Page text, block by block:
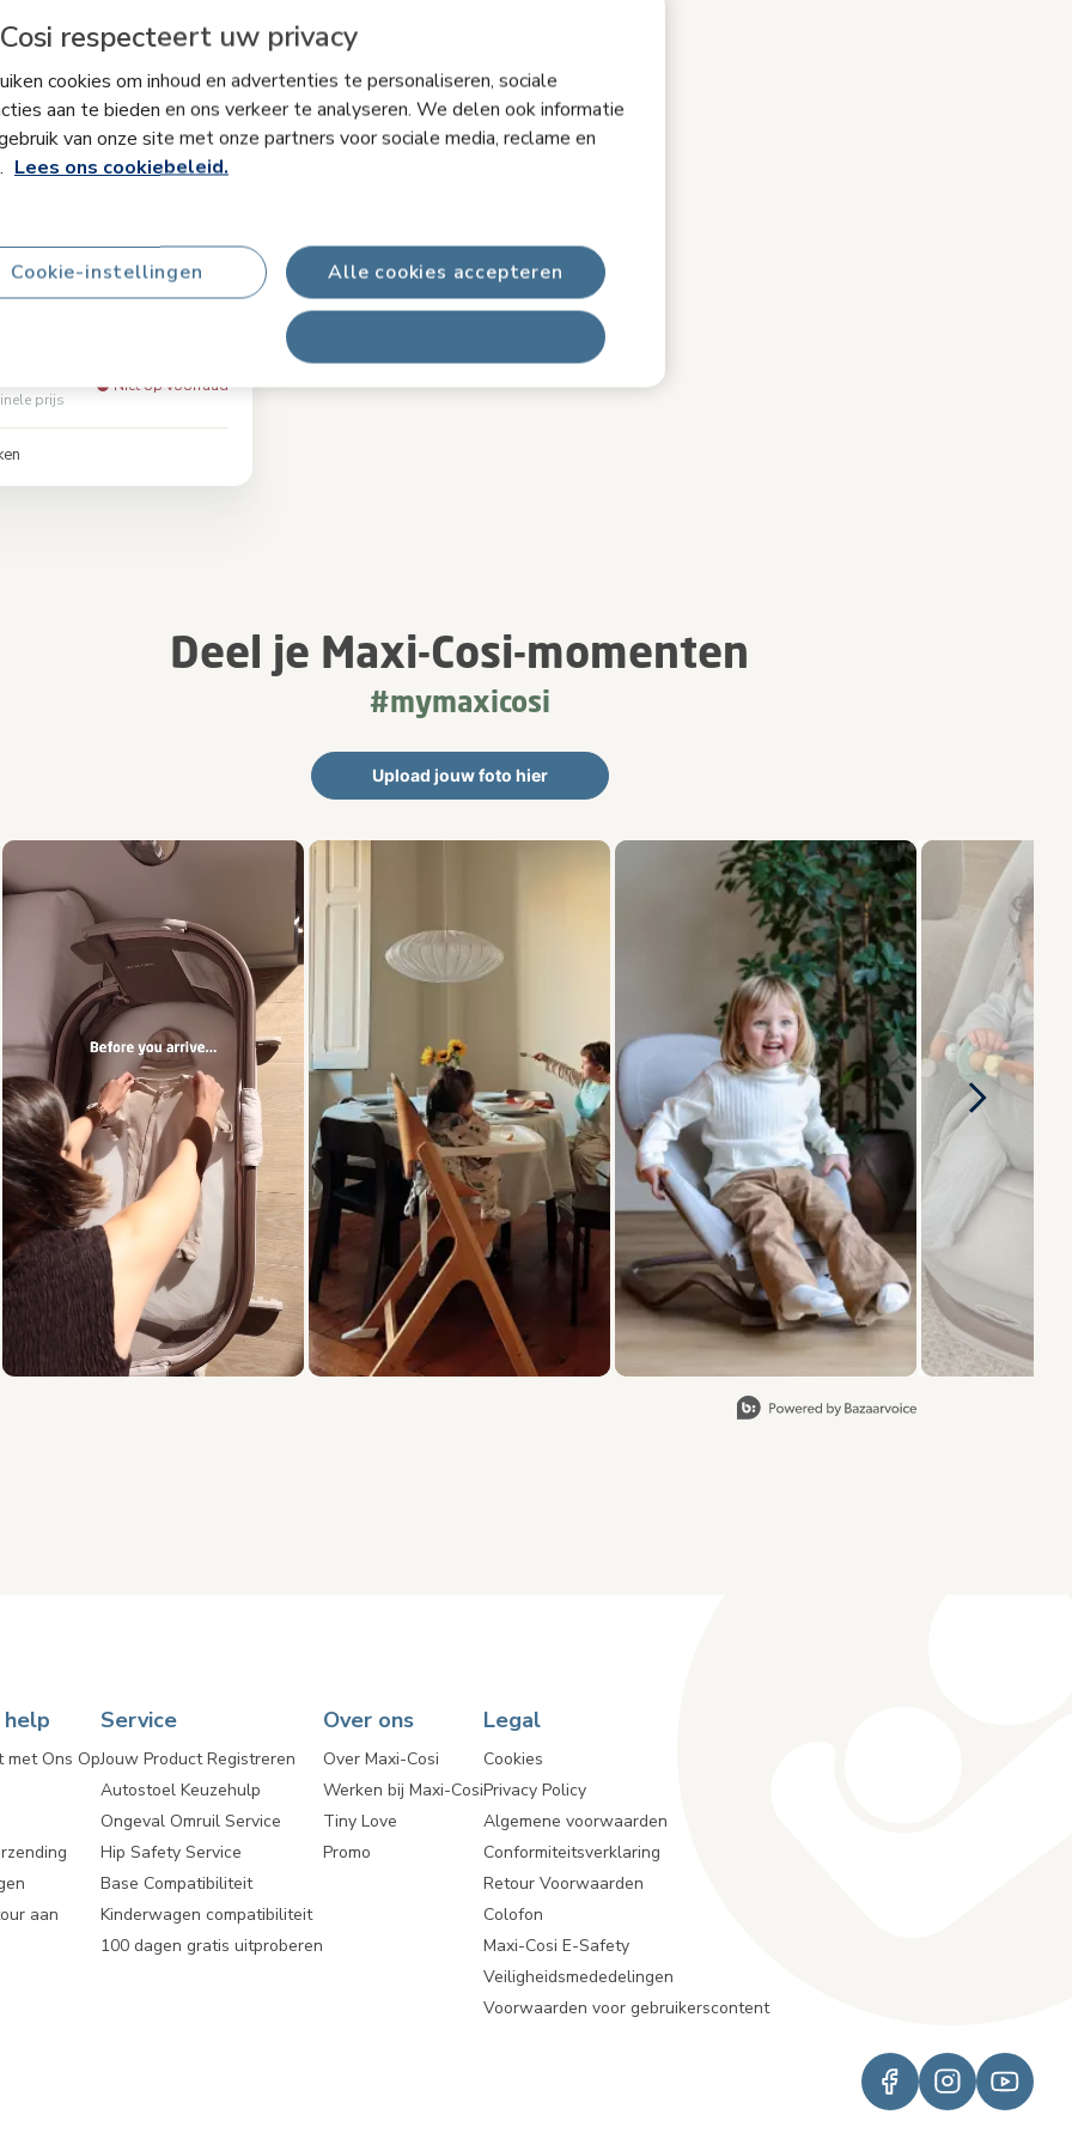
respecteert uw privacy
cookies om inhoud en advertenties te personaliseren, sociale
aan te bieden en ons verkeer te analyseren. We delen ook informatie
van onze site met onze partners voor sociale media, reclame en
Lees ons cookiebeleid.
Alle cookies accepteren
Cookie-instellingen
Nesta baby &
lang mee | Unieke verstelbare
Robuust en duurzaam|Modern
prijs
Niet op voorraad
Deel je Maxi-Cosi-momenten
#mymaxicosi
Upload jouw foto hier
productfoto's. Gebruik de knoppen Vorige en Volgende om te navigeren.
met Ons Op
aan
Service
Jouw Product Registreren
Autostoel Keuzehulp
Ongeval Omruil Service
Hip Safety Service
Base Compatibiliteit
Kinderwagen compatibiliteit
100 dagen gratis uitproberen
Over ons
Over Maxi-Cosi
Werken bij Maxi-Cosi
Tiny Love
Promo
Legal
Cookies
Privacy Policy
Algemene voorwaarden
Conformiteitsverklaring
Retour Voorwaarden
Colofon
Maxi-Cosi E-Safety
Veiligheidsmededelingen
Voorwaarden voor gebruikerscontent